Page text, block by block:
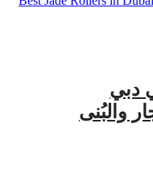
دبي
والبُنى